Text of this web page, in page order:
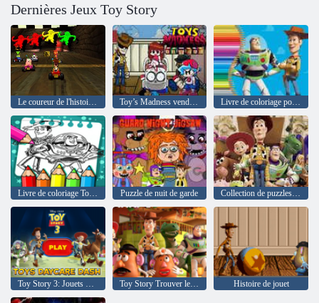
Dernières Jeux Toy Story
Le coureur de l'histoire de jouets Toy’s Madness vendredi Livre de coloriage pour Toy Story
Livre de coloriage Toy Story Puzzle de nuit de garde Collection de puzzles Toy Story
Toy Story 3: Jouets Garderie Dash Toy Story Trouver les articles Histoire de jouet